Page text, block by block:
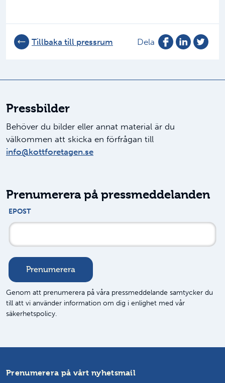
Tillbaka till pressrum Dela
Pressbilder
Behöver du bilder eller annat material är du
välkommen att skicka en förfrågan till
info@kottforetagen.se
Prenumerera på pressmeddelanden
EPOST
Genom att prenumerera på våra pressmeddelande samtycker du
till att vi använder information om dig i enlighet med vår
säkerhetspolicy.
Prenumerera på vårt nyhetsmail